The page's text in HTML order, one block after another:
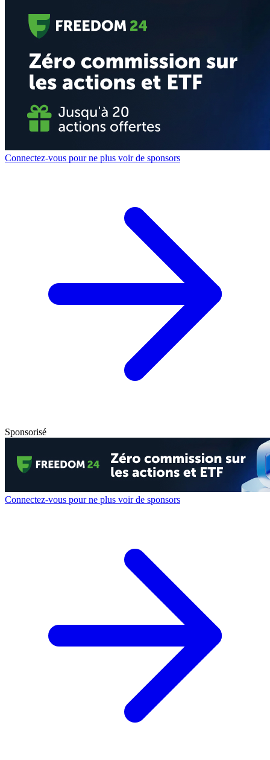
Connectez-vous pour ne plus voir de sponsors
Sponsorisé
Connectez-vous pour ne plus voir de sponsors